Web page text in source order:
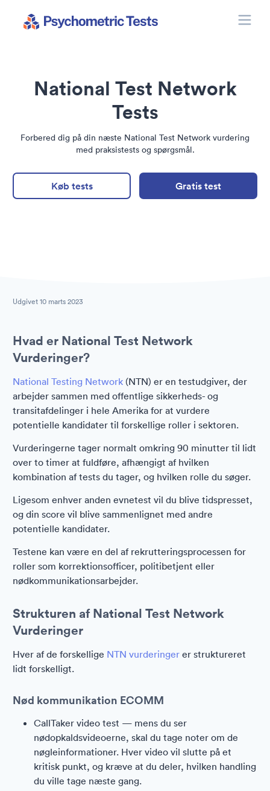
National Test Network
Tests
Forbered dig på din næste National Test Network vurdering
med praksistests og spørgsmål.
Køb tests Gratis test
Udgivet10 marts 2023
Hvad er National Test Network
Vurderinger?
National Testing Network (NTN) er en testudgiver, der
arbejder sammen med offentlige sikkerheds- og
transitafdelinger i hele Amerika for at vurdere
potentielle kandidater til forskellige roller i sektoren.
Vurderingerne tager normalt omkring 90 minutter til lidt
over to timer at fuldføre, afhængigt af hvilken
kombination af tests du tager, og hvilken rolle du søger.
Ligesom enhver anden evnetest vil du blive tidspresset,
og din score vil blive sammenlignet med andre
potentielle kandidater.
Testene kan være en del af rekrutteringsprocessen for
roller som korrektionsofficer, politibetjent eller
nødkommunikationsarbejder.
Strukturen af National Test Network
Vurderinger
Hver af de forskellige NTN vurderinger er struktureret
lidt forskelligt.
Nød kommunikation ECOMM
CallTaker video test — mens du ser
nødopkaldsvideoerne, skal du tage noter om de
nøgleinformationer. Hver video vil slutte på et
kritisk punkt, og kræve at du deler, hvilken handling
du ville tage næste gang.